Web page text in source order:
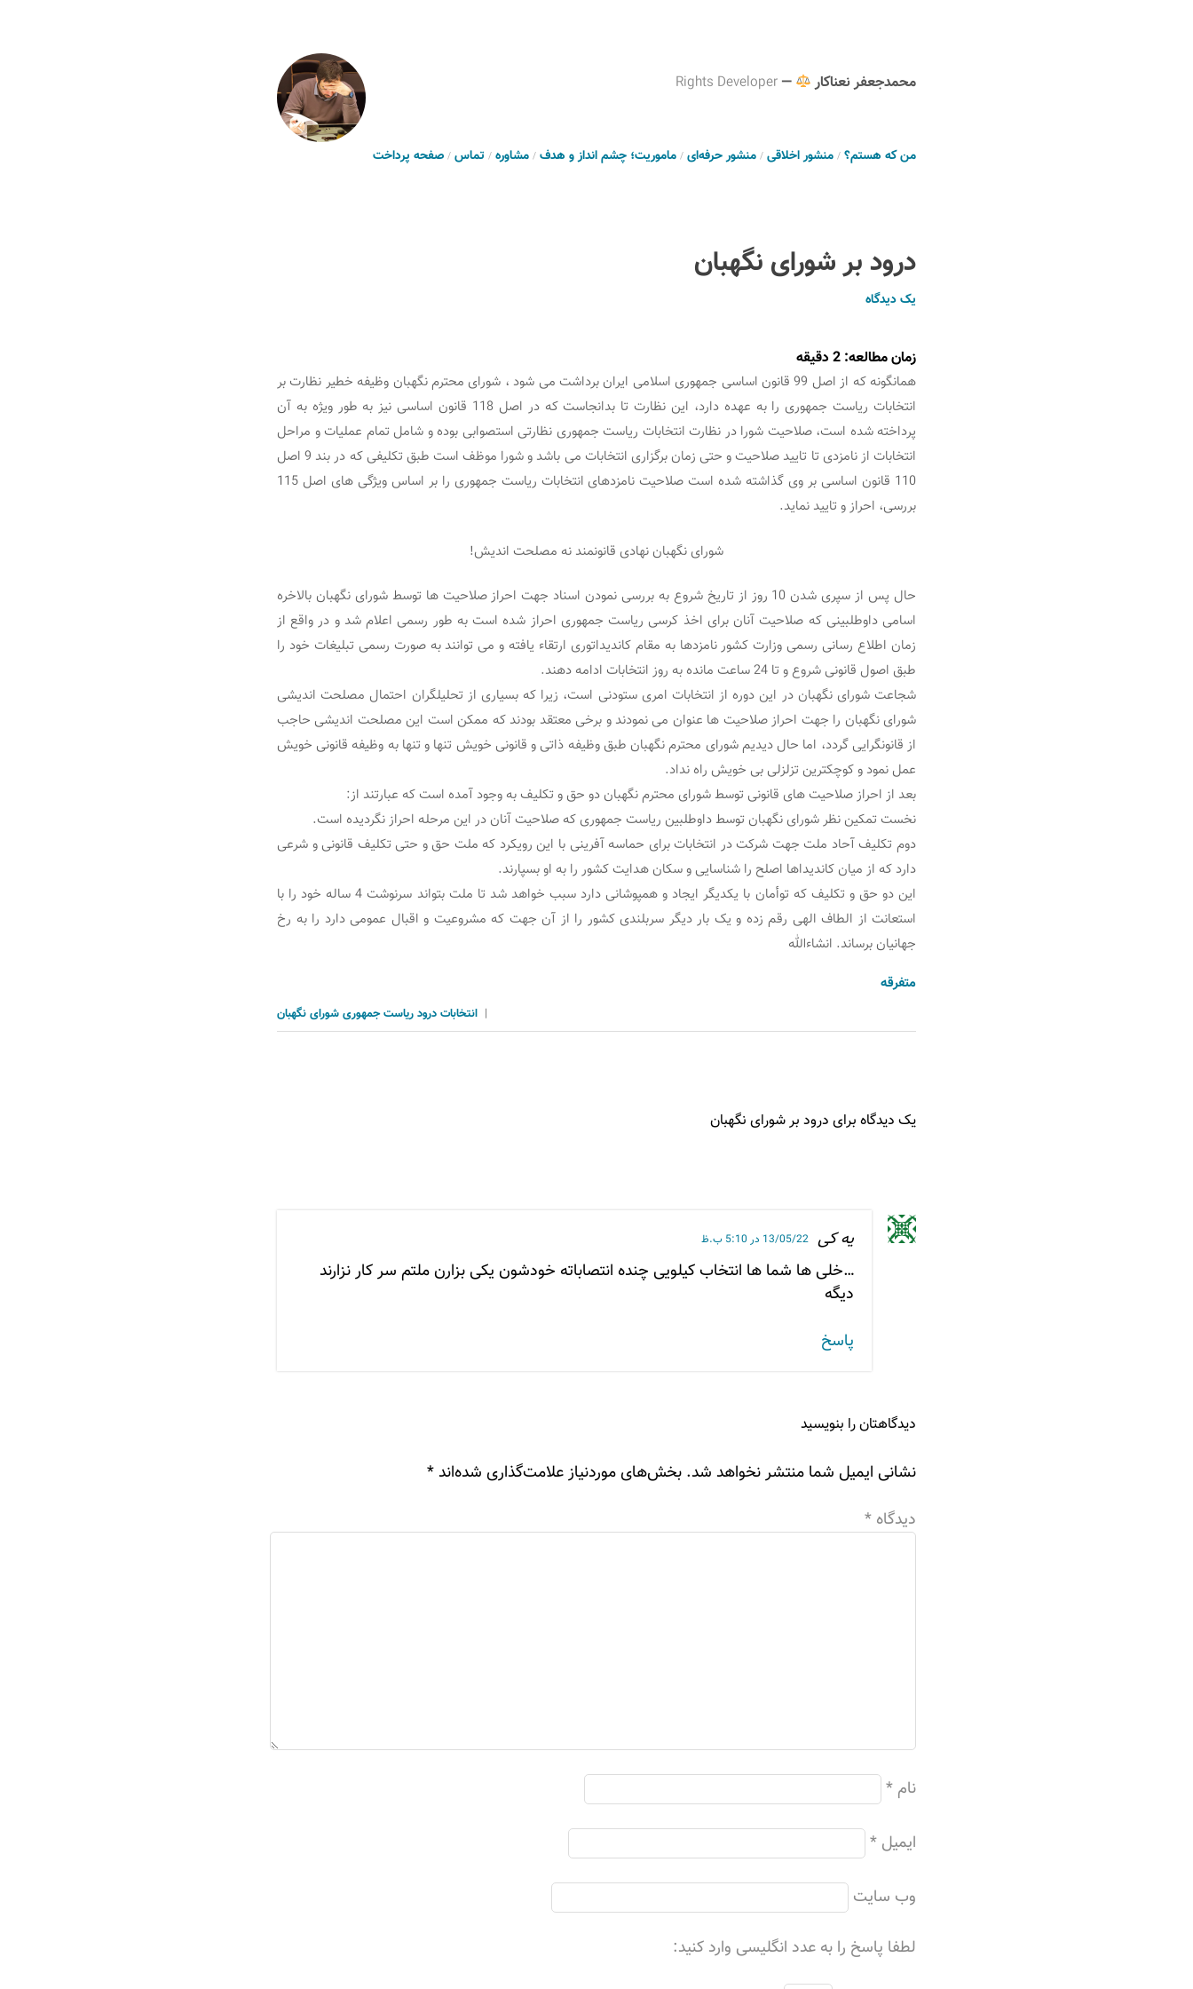
محمدجعفر نعناکار —
Rights Developer
من که هستم؟ منشور اخلاقی منشور حرفه‌ای ماموریت؛ چشم انداز و هدف مشاوره تماس صفحه پرداخت
درود بر شورای نگهبان
یک دیدگاه
زمان مطالعه: 2 دقیقه
همانگونه که از اصل 99 قانون اساسی جمهوری اسلامی ایران برداشت می شود ، شورای محترم نگهبان وظیفه خطیر نظارت بر
انتخابات ریاست جمهوری را به عهده دارد، این نظارت تا بدانجاست که در اصل 118 قانون اساسی نیز به طور ویژه به آن
پرداخته شده است، صلاحیت شورا در نظارت انتخابات ریاست جمهوری نظارتی استصوابی بوده و شامل تمام عملیات و مراحل
انتخابات از نامزدی تا تایید صلاحیت و حتی زمان برگزاری انتخابات می باشد و شورا موظف است طبق تکلیفی که در بند 9 اصل
110 قانون اساسی بر وی گذاشته شده است صلاحیت نامزدهای انتخابات ریاست جمهوری را بر اساس ویژگی های اصل 115
بررسی، احراز و تایید نماید.
شورای نگهبان نهادی قانونمند نه مصلحت اندیش!
حال پس از سپری شدن 10 روز از تاریخ شروع به بررسی نمودن اسناد جهت احراز صلاحیت ها توسط شورای نگهبان بالاخره
اسامی داوطلبینی که صلاحیت آنان برای اخذ کرسی ریاست جمهوری احراز شده است به طور رسمی اعلام شد و در واقع از
زمان اطلاع رسانی رسمی وزارت کشور نامزدها به مقام کاندیداتوری ارتقاء یافته و می توانند به صورت رسمی تبلیغات خود را
طبق اصول قانونی شروع و تا 24 ساعت مانده به روز انتخابات ادامه دهند.
شجاعت شورای نگهبان در این دوره از انتخابات امری ستودنی است، زیرا که بسیاری از تحلیلگران احتمال مصلحت اندیشی
شورای نگهبان را جهت احراز صلاحیت ها عنوان می نمودند و برخی معتقد بودند که ممکن است این مصلحت اندیشی حاجب
از قانونگرایی گردد، اما حال دیدیم شورای محترم نگهبان طبق وظیفه ذاتی و قانونی خویش تنها و تنها به وظیفه قانونی خویش
عمل نمود و کوچکترین تزلزلی بی خویش راه نداد.
بعد از احراز صلاحیت های قانونی توسط شورای محترم نگهبان دو حق و تکلیف به وجود آمده است که عبارتند از:
نخست تمکین نظر شورای نگهبان توسط داوطلبین ریاست جمهوری که صلاحیت آنان در این مرحله احراز نگردیده است.
دوم تکلیف آحاد ملت جهت شرکت در انتخابات برای حماسه آفرینی با این رویکرد که ملت حق و حتی تکلیف قانونی و شرعی
دارد که از میان کاندیداها اصلح را شناسایی و سکان هدایت کشور را به او بسپارند.
این دو حق و تکلیف که توأمان با یکدیگر ایجاد و همپوشانی دارد سبب خواهد شد تا ملت بتواند سرنوشت 4 ساله خود را با
استعانت از الطاف الهی رقم زده و یک بار دیگر سربلندی کشور را از آن جهت که مشروعیت و اقبال عمومی دارد را به رخ
جهانیان برساند. انشاءالله
متفرقه
| انتخابات درود ریاست جمهوری شورای نگهبان
یک دیدگاه برای درود بر شورای نگهبان
یه کی 13/05/22 در 5:10 ب.ظ
…خلی ها شما ها انتخاب کیلویی چنده انتصاباته خودشون یکی بزارن ملتم سر کار نزارند
دیگه
پاسخ
دیدگاهتان را بنویسید
نشانی ایمیل شما منتشر نخواهد شد. بخش‌های موردنیاز علامت‌گذاری شده‌اند*
دیدگاه *
نام *
ایمیل *
وب‌ سایت
لطفا پاسخ را به عدد انگلیسی وارد کنید: